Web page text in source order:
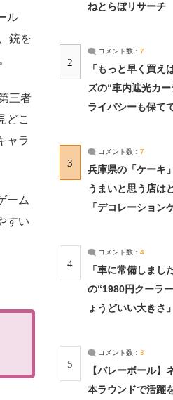
ル
銃を
三者
どこ
ャラ
ーム
すい
ねとらぼリサーチ
2
コメント数： 7
「もっと早く買
ズの“車内遮光カ
ライバシーも保て
3
コメント数： 7
兵庫県の「ケーキ
うまいと思う店は
「デコレーション
4
コメント数： 4
「車に常備しま
の“1980円クーラ
ょうどいい大きさ
5
コメント数： 3
【バレーボール】
本ラウンドで活躍